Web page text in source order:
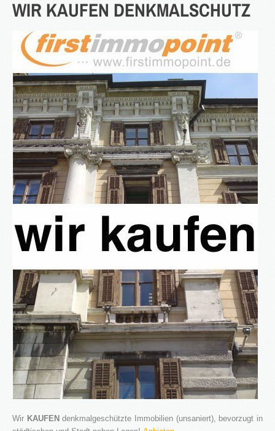
WIR KAUFEN DENKMALSCHUTZ
Wir KAUFENdenkmalgeschützte Immobilien (unsaniert), bevorzugt in